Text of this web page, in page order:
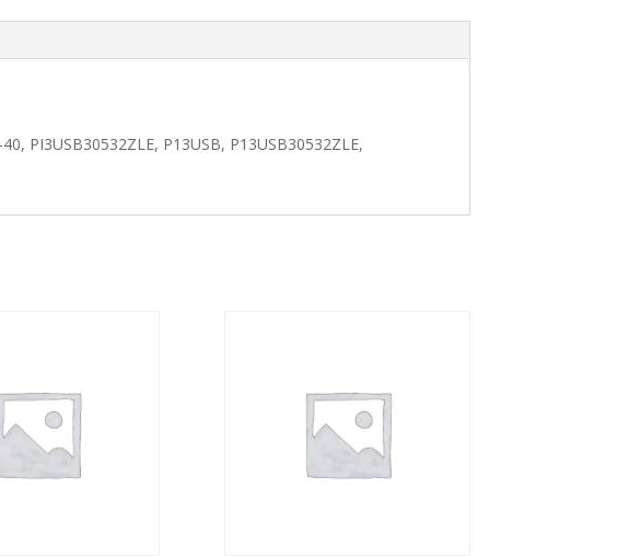
PI3USB30532ZLE, P13USB, P13USB30532ZLE,